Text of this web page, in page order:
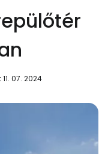
07. 2024
lal